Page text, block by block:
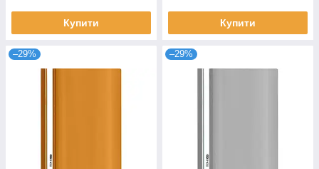
Купити Купити
–29% –29%